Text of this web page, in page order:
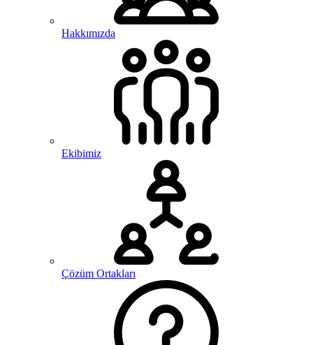
Hakkımızda
Ekibimiz
Çözüm Ortakları